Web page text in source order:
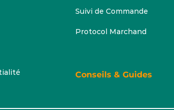
Suivi de Commande
Protocol Marchand
Conseils & Guides